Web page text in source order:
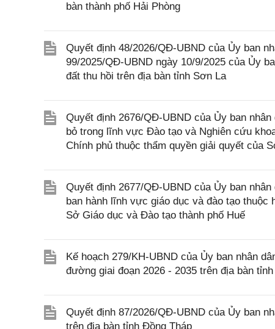
bàn thành phố Hải Phòng
Quyết định 48/2026/QĐ-UBND của Ủy ban
99/2025/QĐ-UBND ngày 10/9/2025 của Ủy
đất thu hồi trên địa bàn tỉnh Sơn La
Quyết định 2676/QĐ-UBND của Ủy ban
bỏ trong lĩnh vực Đào tạo và Nghiên cứu
Chính phủ thuộc thẩm quyền giải quyết của
Quyết định 2677/QĐ-UBND của Ủy ban
ban hành lĩnh vực giáo dục và đào tạo thuộc
Sở Giáo dục và Đào tạo thành phố Huế
Kế hoạch 279/KH-UBND của Ủy ban nhân
đường giai đoạn 2026 - 2035 trên địa bàn
Quyết định 87/2026/QĐ-UBND của Ủy ban
trên địa bàn tỉnh Đồng Tháp